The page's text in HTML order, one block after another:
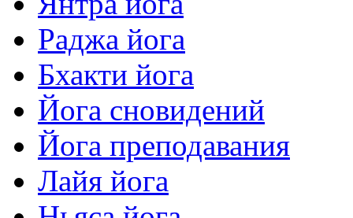
Раджа йога
Бхакти йога
Йога сновидений
Йога преподавания
Лайя йога